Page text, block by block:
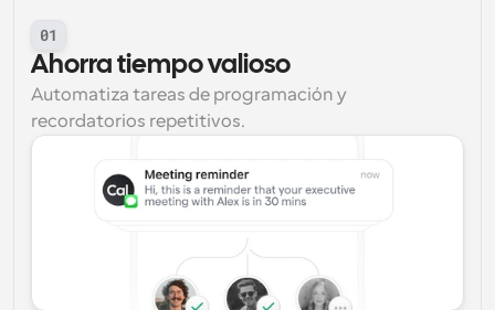
01
Ahorra tiempo valioso
Automatiza tareas de programación y
recordatorios repetitivos.